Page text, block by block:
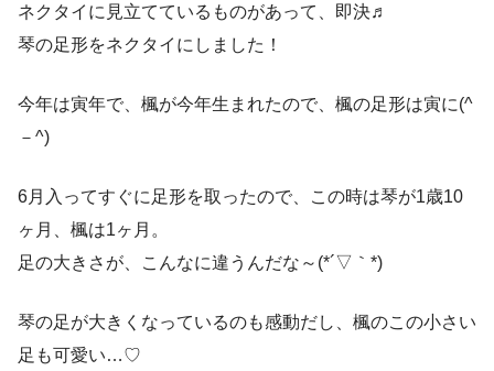
ネクタイに見立てているものがあって、即決♬
琴の足形をネクタイにしました！
今年は寅年で、楓が今年生まれたので、楓の足形は寅に(^
－^)
6月入ってすぐに足形を取ったので、この時は琴が1歳10
ヶ月、楓は1ヶ月。
足の大きさが、こんなに違うんだな～(*´▽｀*)
琴の足が大きくなっているのも感動だし、楓のこの小さい
足も可愛い…♡